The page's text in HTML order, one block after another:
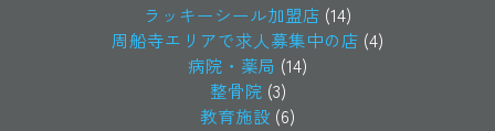
ラッキーシール加盟店 (14)
周船寺エリアで求人募集中の店 (4)
病院・薬局 (14)
整骨院 (3)
教育施設 (6)